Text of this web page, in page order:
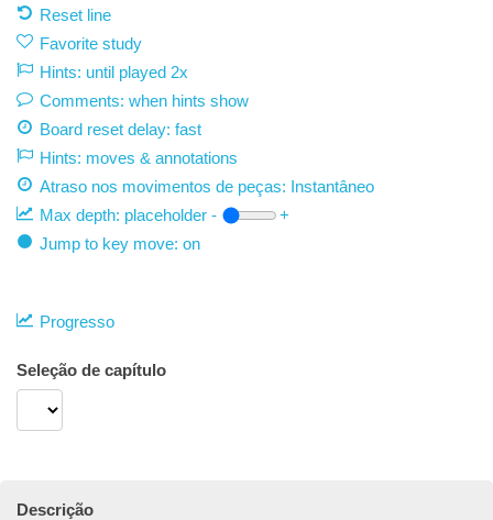
Reset line
Favorite study
Hints: until played 2x
Comments: when hints show
Board reset delay: fast
Hints: moves & annotations
Atraso nos movimentos de peças: Instantâneo
Max depth: placeholder -
+
Jump to key move: on
Progresso
Seleção de capítulo
Descrição